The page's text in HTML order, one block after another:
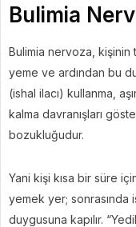
Bulimia
Bulimia nervoza, kişinin
yeme ve ardından bu
(ishal ilacı) kullanma,
kalma davranışları
bozukluğudur.
Yani kişi kısa bir süre
yemek yer; sonrasında
duygusuna kapılır.